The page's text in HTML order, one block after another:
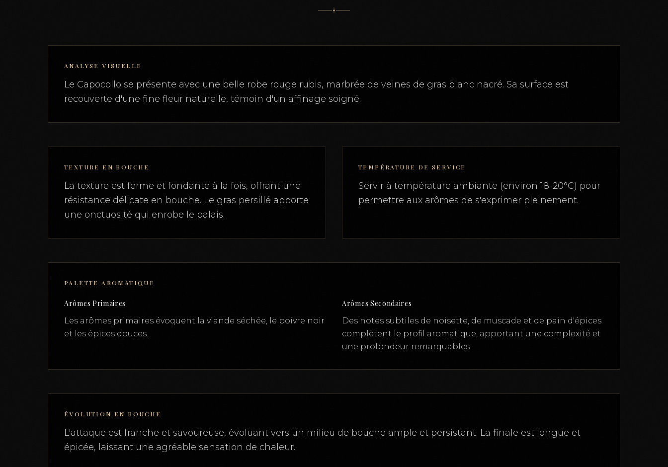
ANALYSE VISUELLE
Le Capocollo se présente avec une belle robe rouge rubis, marbrée de veines de gras blanc nacré. Sa surface est
recouverte d'une fine fleur naturelle, témoin d'un affinage soigné.
TEXTURE EN BOUCHE
La texture est ferme et fondante à la fois, offrant une
résistance délicate en bouche. Le gras persillé apporte
une onctuosité qui enrobe le palais.
TEMPÉRATURE DE SERVICE
Servir à température ambiante (environ 18-20°C) pour
permettre aux arômes de s'exprimer pleinement.
PALETTE AROMATIQUE
Arômes Primaires
Les arômes primaires évoquent la viande séchée, le poivre noir
et les épices douces.
Arômes Secondaires
Des notes subtiles de noisette, de muscade et de pain d'épices
complètent le profil aromatique, apportant une complexité et
une profondeur remarquables.
ÉVOLUTION EN BOUCHE
L'attaque est franche et savoureuse, évoluant vers un milieu de bouche ample et persistant. La finale est longue et
épicée, laissant une agréable sensation de chaleur.